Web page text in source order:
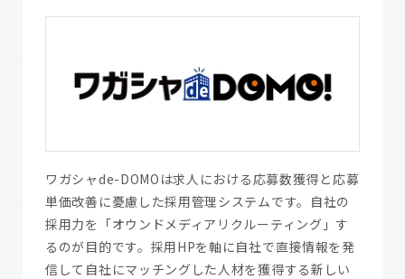
ワガシャde-DOMOは求人における応募数獲得と応募
単価改善に憂慮した採用管理システムです。自社の
採用力を「オウンドメディアリクルーティング」す
るのが目的です。採用HPを軸に自社で直接情報を発
信して自社にマッチングした人材を獲得する新しい